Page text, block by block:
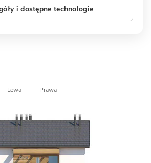
i dostępne technologie
Lewa Prawa